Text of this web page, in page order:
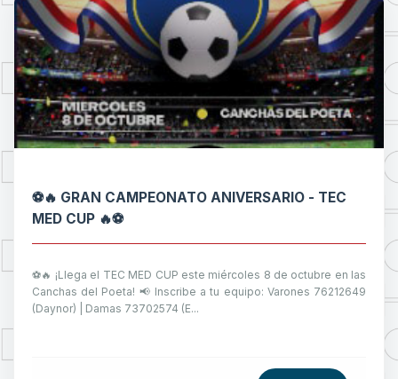
⚽🔥 GRAN CAMPEONATO ANIVERSARIO - TEC
MED CUP 🔥⚽
⚽🔥 ¡Llega el TEC MED CUP este miércoles 8 de octubre en las
Canchas del Poeta! 📢 Inscribe a tu equipo: Varones 76212649
(Daynor) | Damas 73702574 (E...